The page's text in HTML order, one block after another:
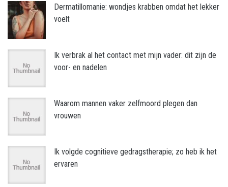
Dermatillomanie: wondjes krabben omdat het lekker
voelt
Ik verbrak al het contact met mijn vader: dit zijn de
voor- en nadelen
Waarom mannen vaker zelfmoord plegen dan
vrouwen
Ik volgde cognitieve gedragstherapie; zo heb ik het
ervaren